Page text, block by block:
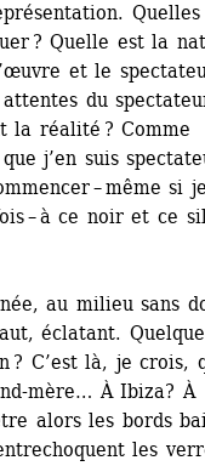
Quelles
? Quelle est la
et le
du
la réalité ? Comme
j’en suis
– même si
– à ce noir et ce
au milieu sans
éclatant. Quelque
? C’est là, je crois,
mère… À Ibiza? À
alors les bords
les